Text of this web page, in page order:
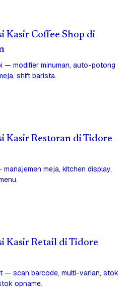
Kasir Coffee Shop di
— modifier minuman, auto-potong
shift barista.
Kasir Restoran di Tidore
meja, kitchen display,
Kasir Retail di Tidore
— scan barcode, multi-varian, stok
opname.